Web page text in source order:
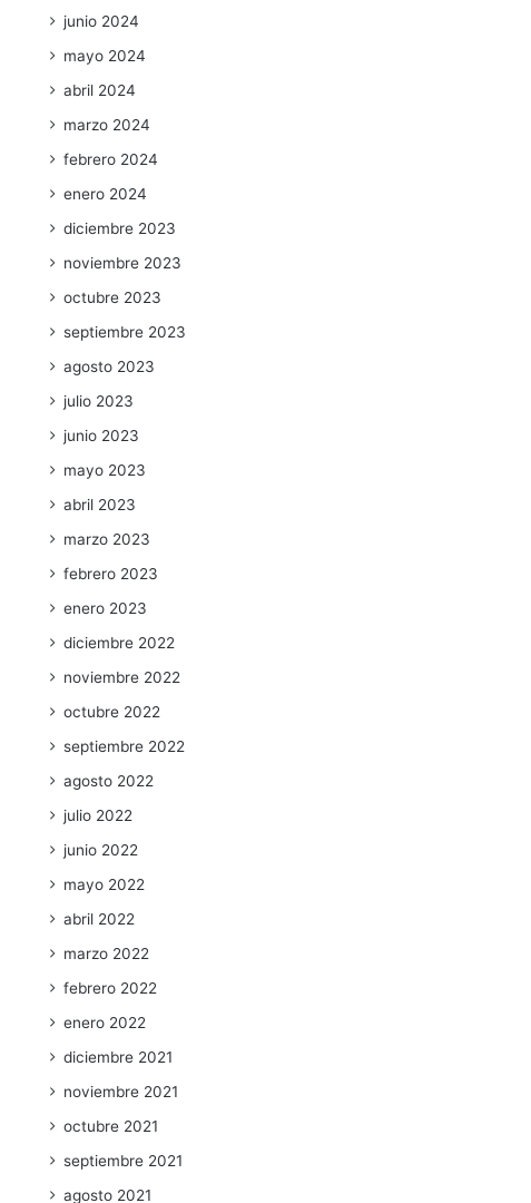
junio 2024
mayo 2024
abril 2024
marzo 2024
febrero 2024
enero 2024
diciembre 2023
noviembre 2023
octubre 2023
septiembre 2023
agosto 2023
julio 2023
junio 2023
mayo 2023
abril 2023
marzo 2023
febrero 2023
enero 2023
diciembre 2022
noviembre 2022
octubre 2022
septiembre 2022
agosto 2022
julio 2022
junio 2022
mayo 2022
abril 2022
marzo 2022
febrero 2022
enero 2022
diciembre 2021
noviembre 2021
octubre 2021
septiembre 2021
agosto 2021